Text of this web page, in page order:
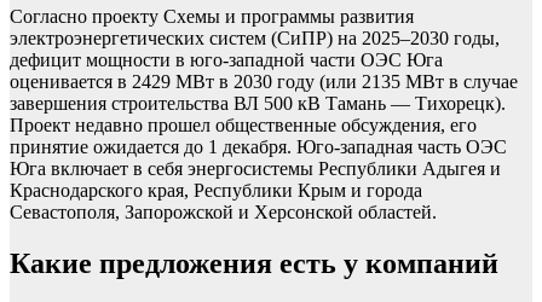
Согласно проекту Схемы и программы развития
электроэнергетических систем (СиПР) на 2025–2030 годы,
дефицит мощности в юго-западной части ОЭС Юга
оценивается в 2429 МВт в 2030 году (или 2135 МВт в случае
завершения строительства ВЛ 500 кВ Тамань — Тихорецк).
Проект недавно прошел общественные обсуждения, его
принятие ожидается до 1 декабря. Юго-западная часть ОЭС
Юга включает в себя энергосистемы Республики Адыгея и
Краснодарского края, Республики Крым и города
Севастополя, Запорожской и Херсонской областей.
Какие предложения есть у компаний